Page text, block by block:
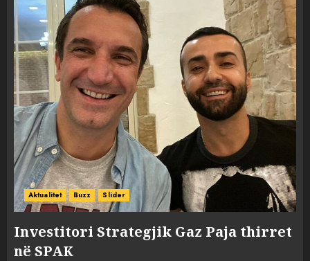
Aktualitet Buzz Slider
Investitori Strategjik Gaz Paja thirret
në SPAK